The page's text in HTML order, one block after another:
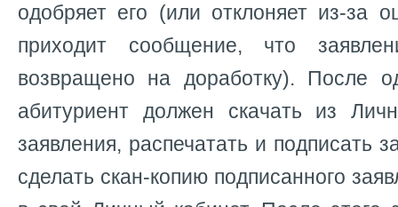
одобряет его (или отклоняет из-за
приходит сообщение, что
возвращено на доработку). После
абитуриент должен скачать из
заявления, распечатать и подписать
сделать скан-копию подписанного